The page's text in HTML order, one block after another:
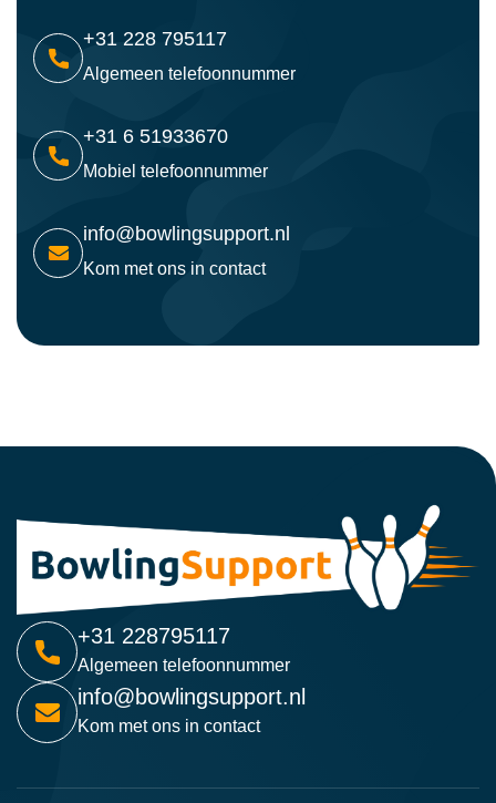
+31 228 795117
Algemeen telefoonnummer
+31 6 51933670
Mobiel telefoonnummer
info@bowlingsupport.nl
Kom met ons in contact
+31 228795117
Algemeen telefoonnummer
info@bowlingsupport.nl
Kom met ons in contact